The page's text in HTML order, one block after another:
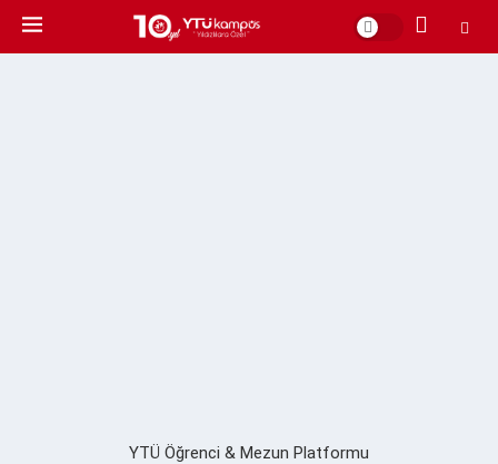
YTÜ Öğrenci & Mezun Platformu